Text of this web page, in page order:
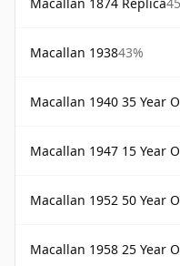
Macallan 193843%
Macallan 1940 35 Year
Macallan 1947 15 Year
Macallan 1952 50 Year
Macallan 1958 25 Year